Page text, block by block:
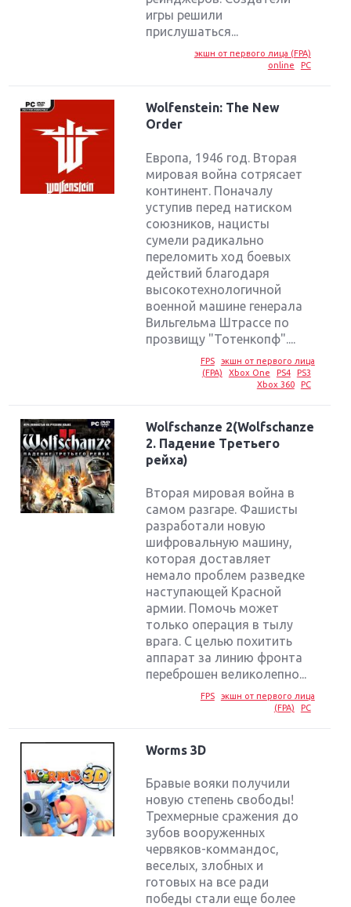
игры решили
прислушаться...
экшн от первого лица (FPA)
online
PC
Wolfenstein: The New
Order
Европа, 1946 год. Вторая
мировая война сотрясает
континент. Поначалу
уступив перед натиском
союзников, нацисты
сумели радикально
переломить ход боевых
действий благодаря
высокотехнологичной
военной машине генерала
Вильгельма Штрассе по
прозвищу "Тотенкопф"....
FPS
экшн от первого лица
(FPA)
Xbox One PS4
PS3
Xbox 360
PC
Wolfschanze 2(Wolfschanze
2. Падение Третьего
рейха)
Вторая мировая война в
самом разгаре. Фашисты
разработали новую
шифровальную машину,
которая доставляет
немало проблем разведке
наступающей Красной
армии. Помочь может
только операция в тылу
врага. С целью похитить
аппарат за линию фронта
переброшен великолепно...
FPS
экшн от первого лица
(FPA)
PC
Worms 3D
Бравые вояки получили
новую степень свободы!
Трехмерные сражения до
зубов вооруженных
червяков-коммандос,
веселых, злобных и
готовых на все ради
победы стали еще более